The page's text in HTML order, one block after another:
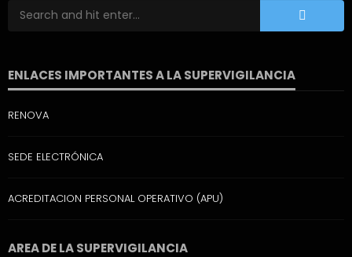
ENLACES IMPORTANTES A LA SUPERVIGILANCIA
RENOVA
SEDE ELECTRÓNICA
ACREDITACION PERSONAL OPERATIVO (APU)
AREA DE LA SUPERVIGILANCIA